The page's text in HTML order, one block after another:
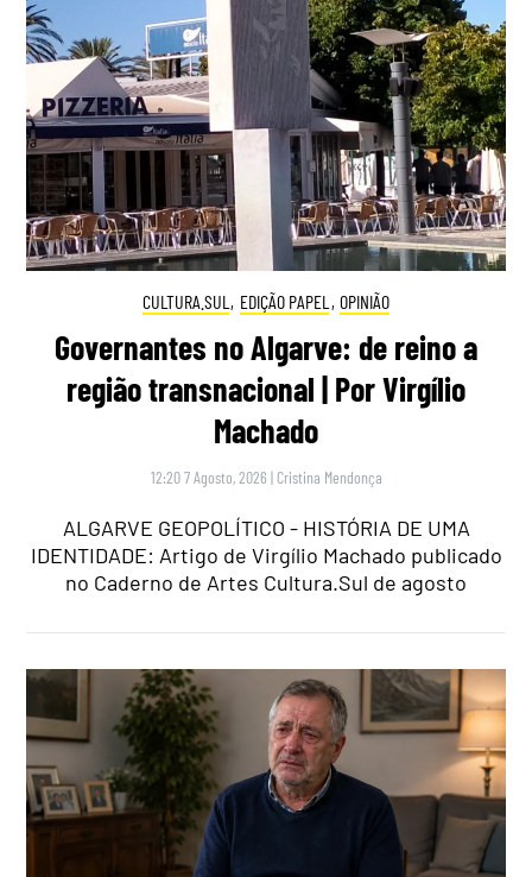
CULTURA.SUL , EDIÇÃO PAPEL , OPINIÃO
Governantes no Algarve: de reino a
região transnacional | Por Virgílio
Machado
12:20 7 Agosto, 2026 | Cristina Mendonça
ALGARVE GEOPOLÍTICO - HISTÓRIA DE UMA
IDENTIDADE: Artigo de Virgílio Machado publicado
no Caderno de Artes Cultura.Sul de agosto